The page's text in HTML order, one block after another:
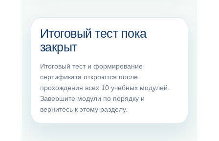
Итоговый тест пока
закрыт
Итоговый тест и формирование
сертификата откроются после
прохождения всех 10 учебных модулей.
Завершите модули по порядку и
вернитесь к этому разделу.